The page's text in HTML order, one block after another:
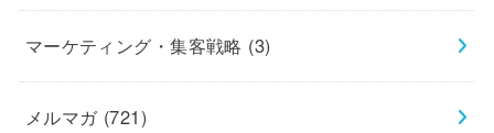
マーケティング・集客戦略 (3)
メルマガ (721)